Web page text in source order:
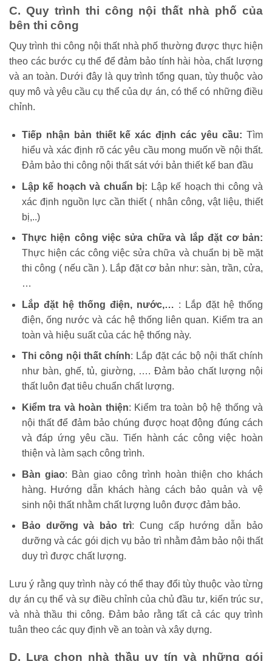
C. Quy trình thi công nội thất nhà phố của
bên thi công
Quy trình thi công nội thất nhà phố thường được thực hiện
theo các bước cụ thể để đảm bảo tính hài hòa, chất lượng
và an toàn. Dưới đây là quy trình tổng quan, tùy thuộc vào
quy mô và yêu cầu cụ thể của dự án, có thể có những điều
chỉnh.
Tiếp nhận bản thiết kế xác định các yêu cầu: Tìm
hiểu và xác định rõ các yêu cầu mong muốn về nội thất.
Đảm bảo thi công nội thất sát với bản thiết kế ban đầu
Lập kế hoạch và chuẩn bị: Lập kế hoạch thi công và
xác định nguồn lực cần thiết ( nhân công, vật liệu, thiết
bị,..)
Thực hiện công việc sửa chữa và lắp đặt cơ bản:
Thực hiện các công việc sửa chữa và chuẩn bị bề mặt
thi công ( nếu cần ). Lắp đặt cơ bản như: sàn, trần, cửa,
…
Lắp đặt hệ thống điện, nước,… : Lắp đặt hệ thống
điện, ống nước và các hệ thống liên quan. Kiểm tra an
toàn và hiệu suất của các hệ thống này.
Thi công nội thất chính: Lắp đặt các bộ nội thất chính
như bàn, ghế, tủ, giường, …. Đảm bảo chất lượng nội
thất luôn đạt tiêu chuẩn chất lượng.
Kiểm tra và hoàn thiện: Kiểm tra toàn bộ hệ thống và
nội thất để đảm bảo chúng được hoạt động đúng cách
và đáp ứng yêu cầu. Tiến hành các công việc hoàn
thiện và làm sạch công trình.
Bàn giao: Bàn giao công trình hoàn thiện cho khách
hàng. Hướng dẫn khách hàng cách bảo quản và vệ
sinh nội thất nhằm chất lượng luôn được đảm bảo.
Bảo dưỡng và bảo trì: Cung cấp hướng dẫn bảo
dưỡng và các gói dịch vụ bảo trì nhằm đảm bảo nội thất
duy trì được chất lượng.
Lưu ý rằng quy trình này có thể thay đổi tùy thuộc vào từng
dự án cụ thể và sự điều chỉnh của chủ đầu tư, kiến trúc sư,
và nhà thầu thi công. Đảm bảo rằng tất cả các quy trình
tuân theo các quy định về an toàn và xây dựng.
D. Lựa chọn nhà thầu uy tín và những gói